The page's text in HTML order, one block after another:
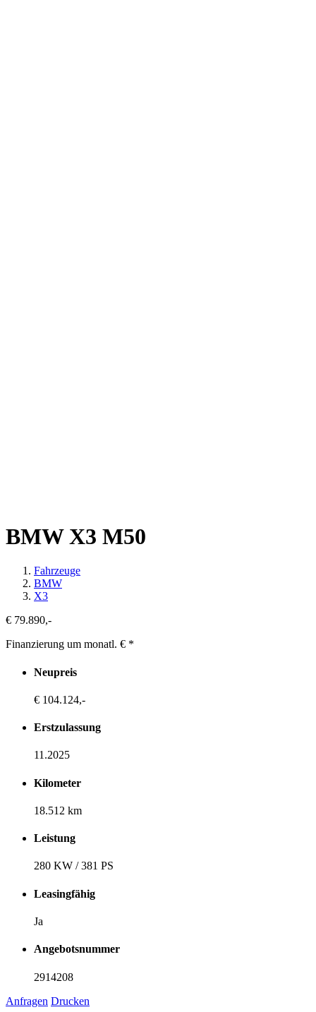
BMW X3 M50
Fahrzeuge
BMW
X3
€ 79.890,-
Finanzierung um monatl. € *
Neupreis
€ 104.124,-
Erstzulassung
11.2025
Kilometer
18.512 km
Leistung
280 KW / 381 PS
Leasingfähig
Ja
Angebotsnummer
2914208
Anfragen Drucken